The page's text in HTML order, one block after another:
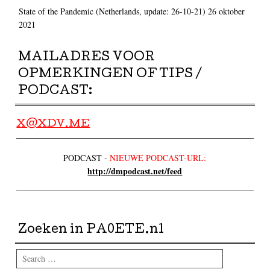
State of the Pandemic (Netherlands, update: 26-10-21) 26 oktober
2021
MAILADRES VOOR
OPMERKINGEN OF TIPS /
PODCAST:
X@XDV.ME
PODCAST -NIEUWE PODCAST-URL:
http://dmpodcast.net/feed
Zoeken in PA0ETE.nl
Search